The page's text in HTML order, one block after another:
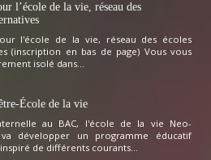
l’école de la vie, réseau des
l'école de la vie, réseau des écoles
(inscription en bas de page) Vous vous
isolé dans...
École de la vie
au BAC, l'école de la vie Neo-
développer un programme éducatif
de différents courants...